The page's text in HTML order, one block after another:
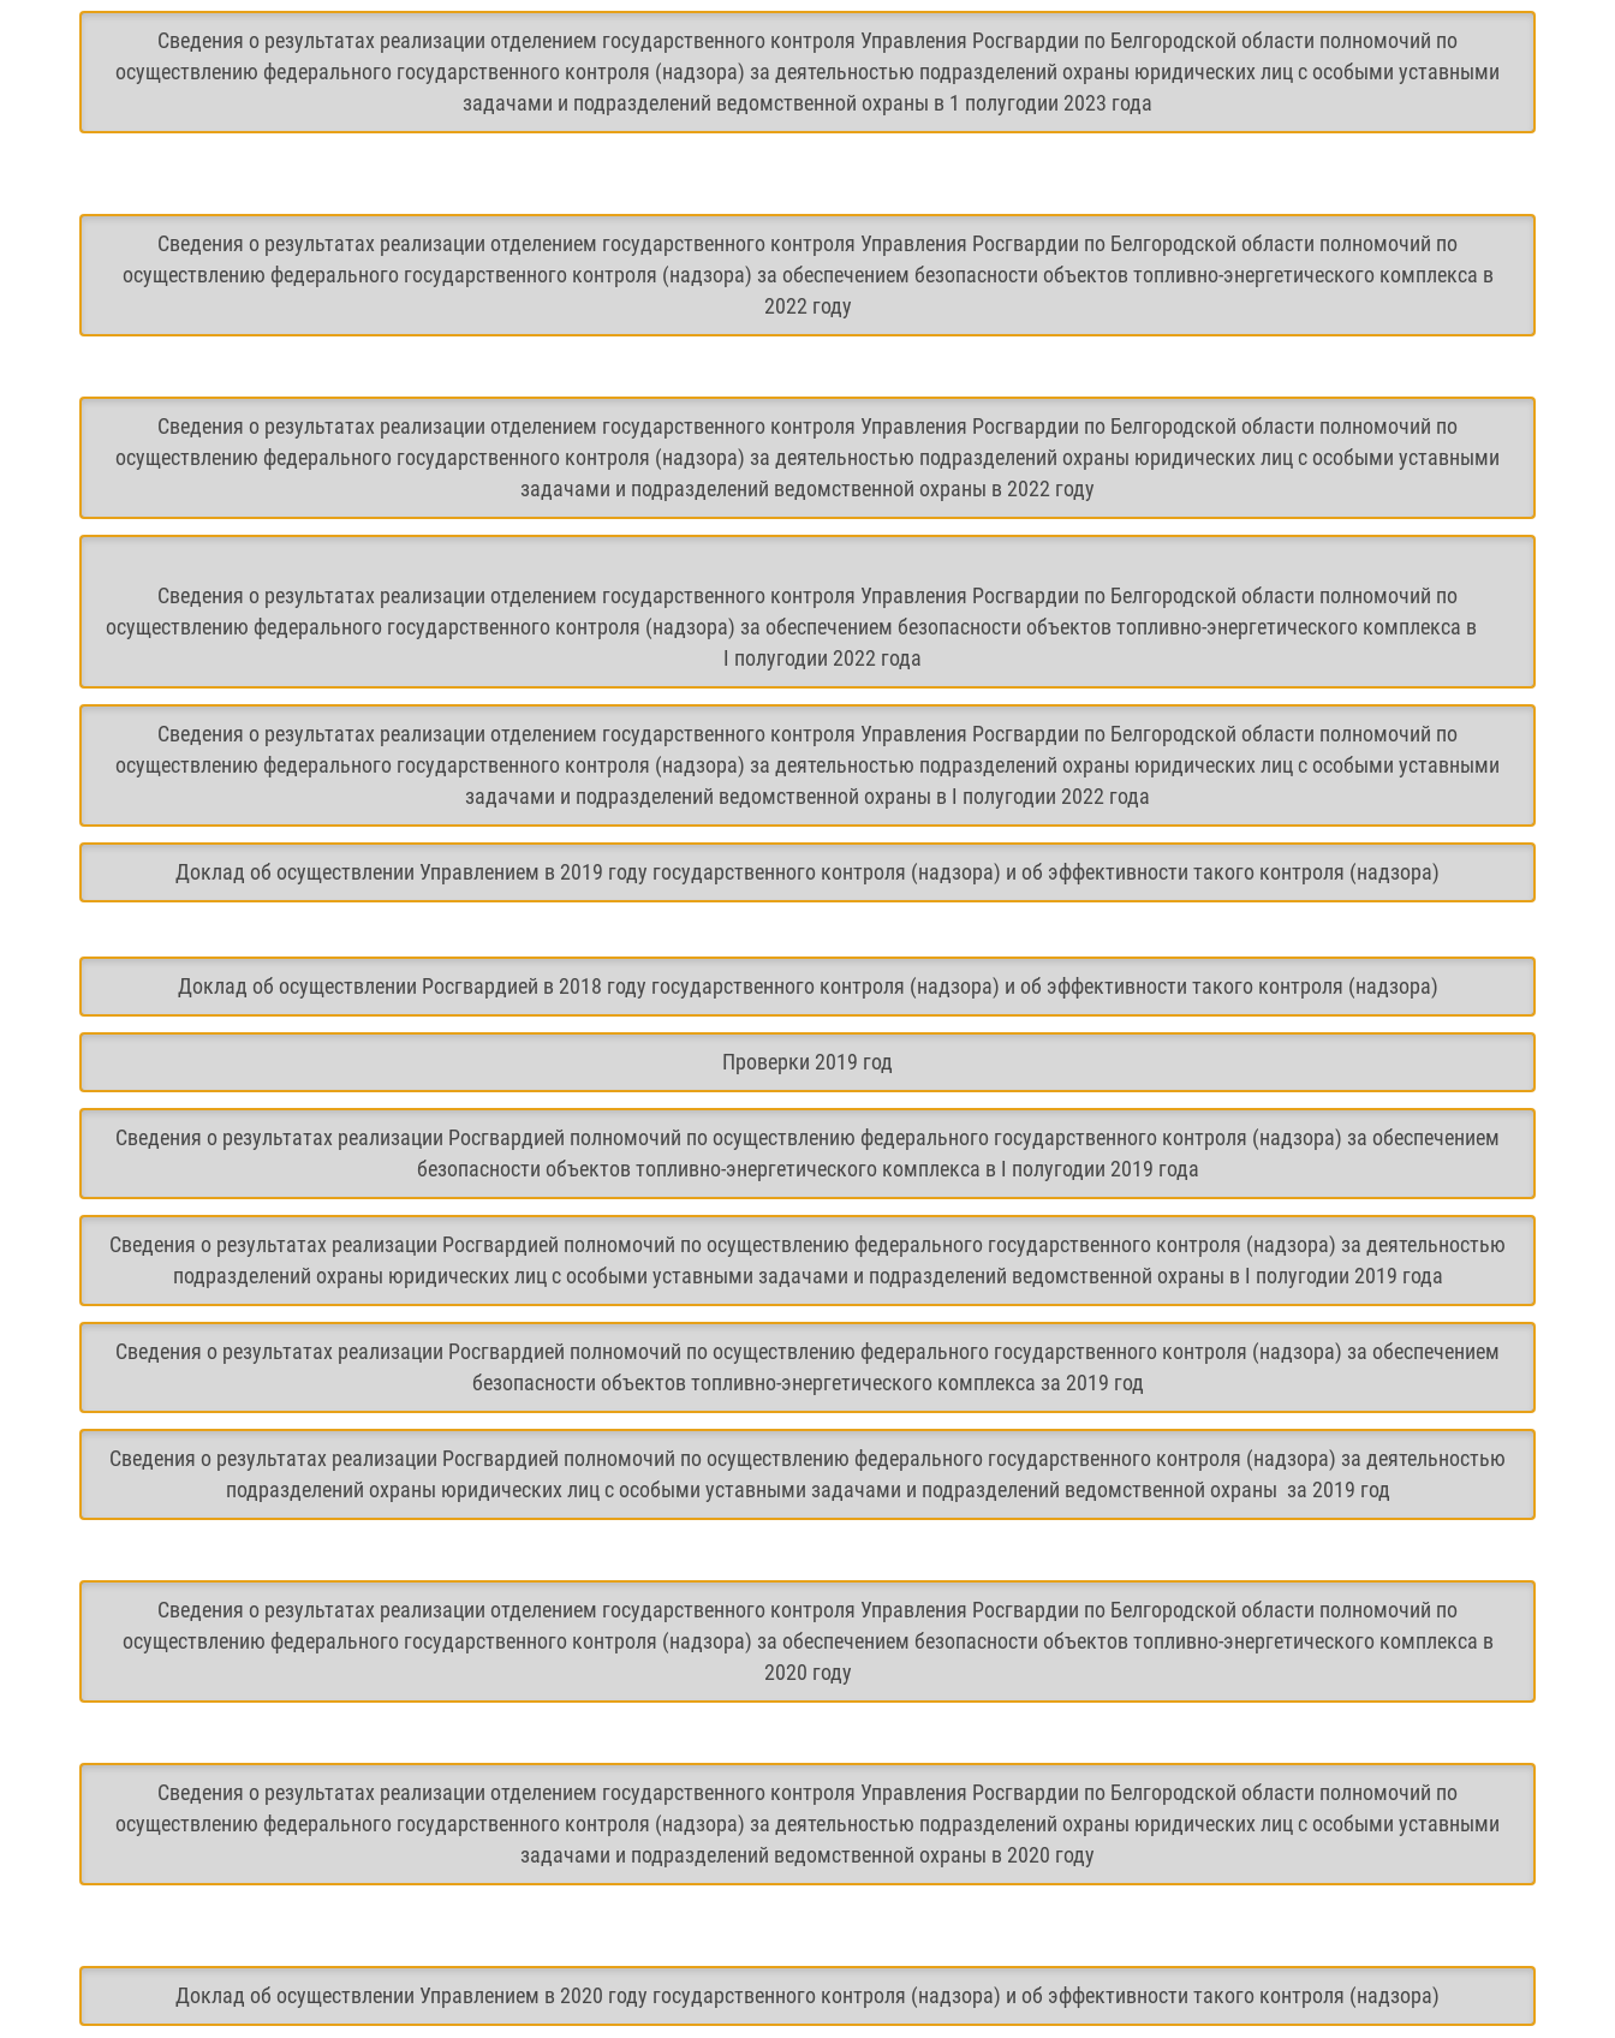
Сведения о результатах реализации отделением государственного контроля Управления Росгвардии по Белгородской области полномочий по
осуществлению федерального государственного контроля (надзора) за деятельностью подразделений охраны юридических лиц с особыми уставными
задачами и подразделений ведомственной охраны в 1 полугодии 2023 года
Сведения о результатах реализации отделением государственного контроля Управления Росгвардии по Белгородской области полномочий по
осуществлению федерального государственного контроля (надзора) за обеспечением безопасности объектов топливно-энергетического комплекса в
2022 году
Сведения о результатах реализации отделением государственного контроля Управления Росгвардии по Белгородской области полномочий по
осуществлению федерального государственного контроля (надзора) за деятельностью подразделений охраны юридических лиц с особыми уставными
задачами и подразделений ведомственной охраны в 2022 году
Сведения о результатах реализации отделением государственного контроля Управления Росгвардии по Белгородской области полномочий по
осуществлению федерального государственного контроля (надзора) за обеспечением безопасности объектов топливно-энергетического комплекса в
I полугодии 2022 года
Сведения о результатах реализации отделением государственного контроля Управления Росгвардии по Белгородской области полномочий по
осуществлению федерального государственного контроля (надзора) за деятельностью подразделений охраны юридических лиц с особыми уставными
задачами и подразделений ведомственной охраны в I полугодии 2022 года
Доклад об осуществлении Управлением в 2019 году государственного контроля (надзора) и об эффективности такого контроля (надзора)
Доклад об осуществлении Росгвардией в 2018 году государственного контроля (надзора) и об эффективности такого контроля (надзора)
Проверки 2019 год
Сведения о результатах реализации Росгвардией полномочий по осуществлению федерального государственного контроля (надзора) за обеспечением
безопасности объектов топливно-энергетического комплекса в I полугодии 2019 года
Сведения о результатах реализации Росгвардией полномочий по осуществлению федерального государственного контроля (надзора) за деятельностью
подразделений охраны юридических лиц с особыми уставными задачами и подразделений ведомственной охраны в I полугодии 2019 года
Сведения о результатах реализации Росгвардией полномочий по осуществлению федерального государственного контроля (надзора) за обеспечением
безопасности объектов топливно-энергетического комплекса за 2019 год
Сведения о результатах реализации Росгвардией полномочий по осуществлению федерального государственного контроля (надзора) за деятельностью
подразделений охраны юридических лиц с особыми уставными задачами и подразделений ведомственной охраны за 2019 год
Сведения о результатах реализации отделением государственного контроля Управления Росгвардии по Белгородской области полномочий по
осуществлению федерального государственного контроля (надзора) за обеспечением безопасности объектов топливно-энергетического комплекса в
2020 году
Сведения о результатах реализации отделением государственного контроля Управления Росгвардии по Белгородской области полномочий по
осуществлению федерального государственного контроля (надзора) за деятельностью подразделений охраны юридических лиц с особыми уставными
задачами и подразделений ведомственной охраны в 2020 году
Доклад об осуществлении Управлением в 2020 году государственного контроля (надзора) и об эффективности такого контроля (надзора)